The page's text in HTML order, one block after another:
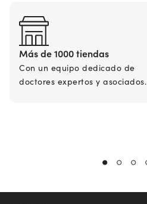
Más de 1000 tiendas
Con un equipo dedicado de
doctores expertos y asociados.